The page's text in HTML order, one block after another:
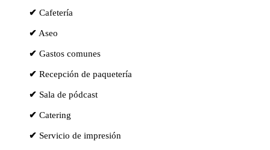
✔ Cafetería
✔ Aseo
✔ Gastos comunes
✔ Recepción de paquetería
✔ Sala de pódcast
✔ Catering
✔ Servicio de impresión